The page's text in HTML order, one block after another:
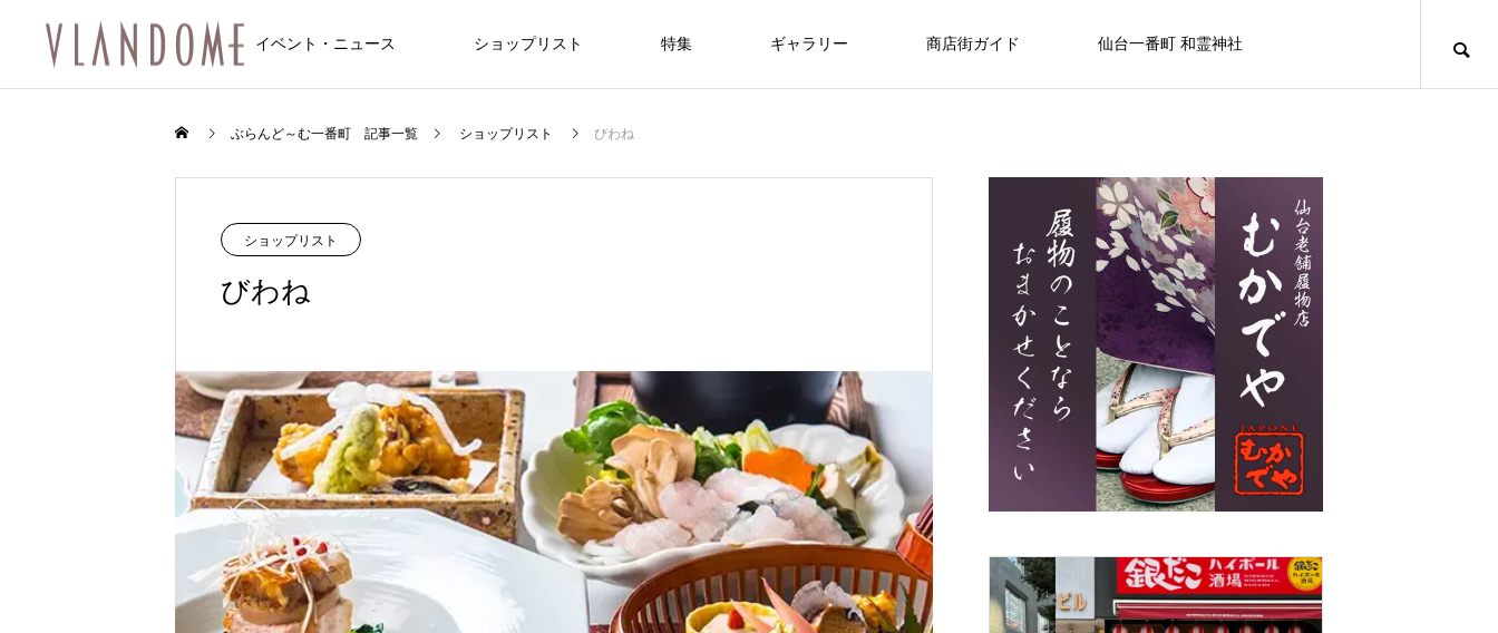
イベント・ニュース ショップリスト 特集 ギャラリー 商店街ガイド 仙台一番町 和霊神社
NEW
8/6～8/8 仙台七夕まつり開催のお知
らせ
2026.08.01
8/1・8/2・8/9 ぶらんど～む一番町ス
トリートピアノ
2026.08.01
8/20日（木） フコク生命 社会貢献
活動を行います。
NEW
8/6～8/8 仙台七夕まつり開催のお知
らせ
2026.08.01
3.11希望プロジェクト2026
2026.03.01
仙台初売り情報 2026
2025.12.27
feel 6 仙台店
2026.01.10
oomiya 仙台店
2025.03.18
OSHMAN’S 仙台店
2024.10.05
松屋食堂 松のや 仙台一番町店
2025.12.20
銀だこハイボール酒場 仙台一番町店
2025.12.20
カフェ＆バー ユーフォリア
2025.11.08
Une fleur (アンフルール 仙台店)
2025.11.08
ラブフェイス
2024.07.15
白牡丹
2024.07.15
マシンピラティス 仙台一番町Two Thr
ee
2024.12.20
DANCESTUDIO Endo
2024.09.25
セブンイレブン
2024.09.25
サンドラッグ仙台一番町店
2024.09.29
一番町耳鼻科
2024.09.29
せんだい皮膚科医院
2024.09.29
トレカ道楽 仙台駅前アーケード店
2025.12.20
快活CLUB仙台一番町ぶらんどーむ店
2025.11.08
カラオケマック 仙台一番町店
2025.03.21
アクア2ビル
2025.12.14
アクアビル
2025.12.14
BELLAⅡビル
2024.09.15
10
【ジュエリー】一番町で見つける、“想いが
残る”特別な贈り物
09
特別な贈り物に、仙台で腕時計を買うなら
——はじめてでも安心の２つのお店
FEATURE
10
なぜ一番町に神社があるの？和霊神社・遷座
の秘密
【屋上から地上へ】一番町の“はじま
り”が帰ってきました ― 和霊神社 遷座
初売りは仙台の“文化”
ライフスタイル
「秋」の街で見つける、小さなときめき
とあたたかさ
ぶらんど～む一番町 記事一覧 ショップリスト びわね
ショップリスト
びわね